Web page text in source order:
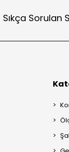
Sıkça Sorulan